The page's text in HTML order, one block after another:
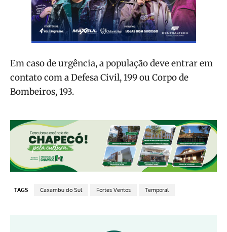
Em caso de urgência, a população deve entrar em
contato com a Defesa Civil, 199 ou Corpo de
Bombeiros, 193.
TAGS Caxambu do Sul Fortes Ventos Temporal